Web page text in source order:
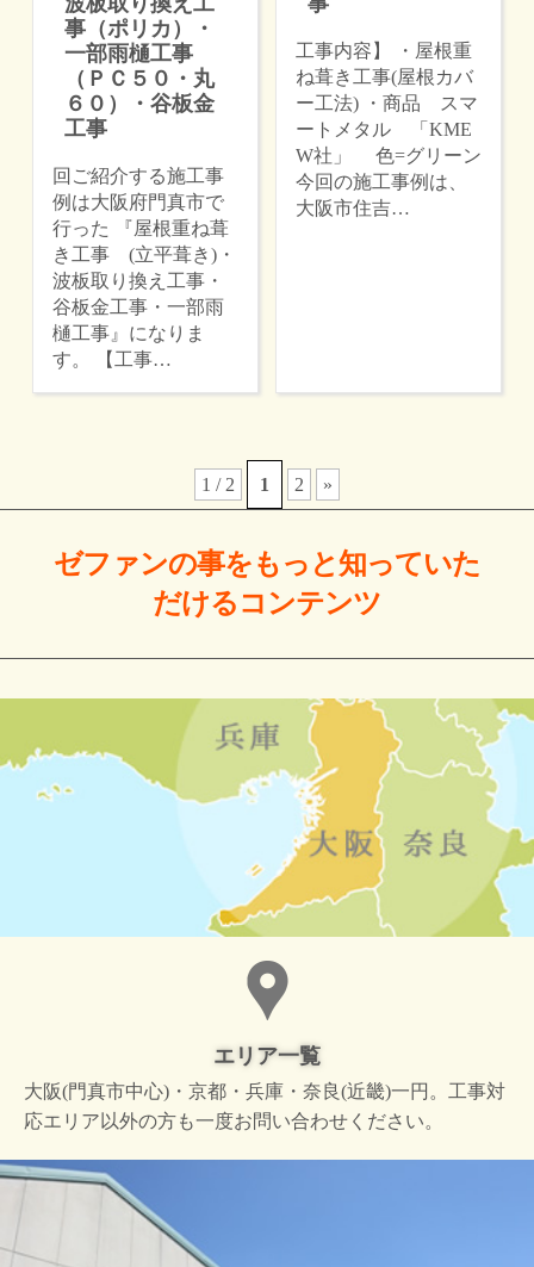
事（ポリカ）・
一部雨樋工事
（ＰＣ５０・丸
６０）・谷板金
工事
回ご紹介する施工事
例は大阪府門真市で
行った 『屋根重ね葺
き工事 (立平葺き)・
波板取り換え工事・
谷板金工事・一部雨
樋工事』になりま
す。 【工事…
工事内容】 ・屋根重
ね葺き工事(屋根カバ
ー工法) ・商品 スマ
ートメタル 「KME
W社」 色=グリーン
今回の施工事例は、
大阪市住吉…
1 / 2 1 2 »
ゼファンの事をもっと知っていた
だけるコンテンツ
エリア一覧
大阪(門真市中心)・京都・兵庫・奈良(近畿)一円。工事対
応エリア以外の方も一度お問い合わせください。